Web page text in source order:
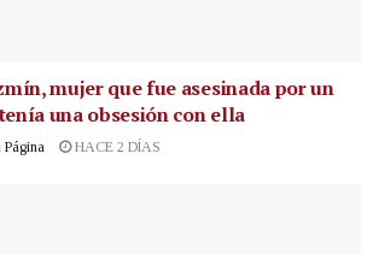
mujer que fue asesinada por un
una obsesión con ella
HACE 2 DÍAS